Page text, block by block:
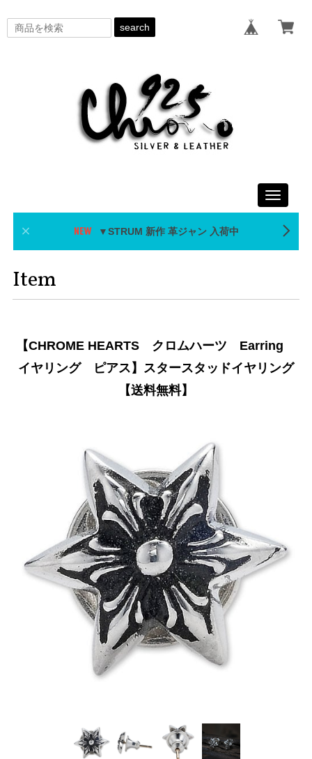
search
Toggle
▼STRUM 新作 革ジャン 入荷中
Item
【CHROME HEARTS クロムハーツ Earring
イヤリング ピアス】スタースタッドイヤリング
【送料無料】